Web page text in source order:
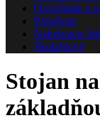
Ozvučenie a
Prenájom
Nahrávacie
ŠkolaNové
Stojan